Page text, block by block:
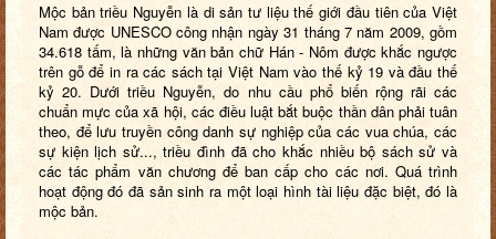
Mộc bản triều Nguyễn là di sản tư liệu thế giới đầu tiên của Việt
Nam được UNESCO công nhận ngày 31 tháng 7 năm 2009, gồm
34.618 tấm, là những văn bản chữ Hán - Nôm được khắc ngược
trên gỗ để in ra các sách tại Việt Nam vào thế kỷ 19 và đầu thế
kỷ 20. Dưới triều Nguyễn, do nhu cầu phổ biến rộng rãi các
chuẩn mực của xã hội, các điều luật bắt buộc thần dân phải tuân
theo, để lưu truyền công danh sự nghiệp của các vua chúa, các
sự kiện lịch sử..., triều đình đã cho khắc nhiều bộ sách sử và
các tác phẩm văn chương để ban cấp cho các nơi. Quá trình
hoạt động đó đã sản sinh ra một loại hình tài liệu đặc biệt, đó là
mộc bản.